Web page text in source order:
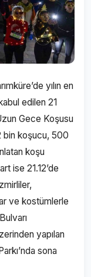
yılın en
edilen 21
Gece Koşusu
bin koşucu, 500
koşu
ise 21.12’de
ve kostümlerle
yapılan
sona